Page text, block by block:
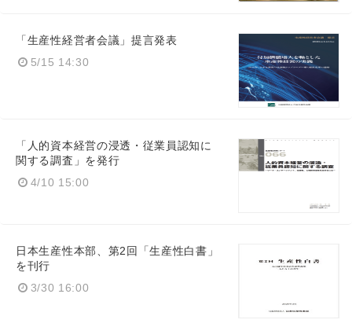
「生産性経営者会議」提言発表
5/15 14:30
「人的資本経営の浸透・従業員認知に
関する調査」を発行
4/10 15:00
日本生産性本部、第2回「生産性白書」
を刊行
3/30 16:00